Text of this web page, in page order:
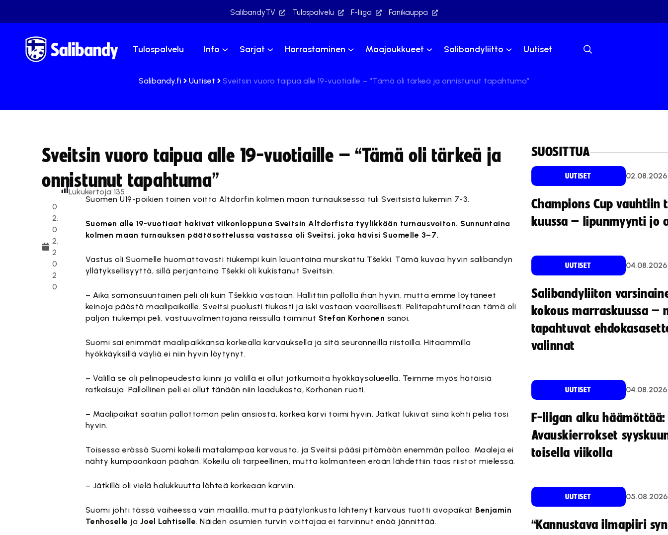
SalibandyTV Tulospalvelu F-liiga Fanikauppa
Tulospalvelu Info Sarjat Harrastaminen Maajoukkueet Salibandyliitto Uutiset
Salibandy.fi Uutiset Sveitsin vuoro taipua alle 19-vuotiaille – “Tämä oli tärkeä ja onnistunut tapahtuma”
Sveitsin vuoro taipua alle 19-vuotiaille – “Tämä oli tärkeä ja
onnistunut tapahtuma”
0
2.
0
2.
2
0
2
0
Lukukertoja:135
Suomen U19-poikien toinen voitto Altdorfin kolmen maan turnauksessa tuli Sveitsistä lukemin 7-3.
Suomen alle 19-vuotiaat hakivat viikonloppuna Sveitsin Altdorfista tyylikkään turnausvoiton. Sunnuntaina
kolmen maan turnauksen päätösottelussa vastassa oli Sveitsi, joka hävisi Suomelle 3–7.
Vastus oli Suomelle huomattavasti tiukempi kuin lauantaina murskattu Tšekki. Tämä kuvaa hyvin salibandyn
yllätyksellisyyttä, sillä perjantaina Tšekki oli kukistanut Sveitsin.
– Aika samansuuntainen peli oli kuin Tšekkiä vastaan. Hallittiin pallolla ihan hyvin, mutta emme löytäneet
keinoja päästä maalipaikoille. Sveitsi puolusti tiukasti ja iski vastaan vaarallisesti. Pelitapahtumiltaan tämä oli
paljon tiukempi peli, vastuuvalmentajana reissulla toiminut Stefan Korhonen sanoi.
Suomi sai enimmät maalipaikkansa korkealla karvauksella ja sitä seuranneilla riistoilla. Hitaammilla
hyökkäyksillä väyliä ei niin hyvin löytynyt.
– Välillä se oli pelinopeudesta kiinni ja välillä ei ollut jatkumoita hyökkäysalueella. Teimme myös hätäisiä
ratkaisuja. Pallollinen peli ei ollut tänään niin laadukasta, Korhonen ruoti.
– Maalipaikat saatiin pallottoman pelin ansiosta, korkea karvi toimi hyvin. Jätkät lukivat siinä kohti peliä tosi
hyvin.
Toisessa erässä Suomi kokeili matalampaa karvausta, ja Sveitsi pääsi pitämään enemmän palloa. Maaleja ei
nähty kumpaankaan päähän. Kokeilu oli tarpeellinen, mutta kolmanteen erään lähdettiin taas riistot mielessä.
– Jätkillä oli vielä halukkuutta lähteä korkeaan karviin.
Suomi johti tässä vaiheessa vain maalilla, mutta päätylankusta lähtenyt karvaus tuotti avopaikat Benjamin
Tenhoselle ja Joel Lahtiselle. Näiden osumien turvin voittajaa ei tarvinnut enää jännittää.
SUOSITTUA
UUTISET 02.08.2026
Champions Cup vauhtiin
kuussa – lipunmyynti jo
UUTISET 04.08.2026
Salibandyliiton
kokous marraskuussa –
tapahtuvat
valinnat
UUTISET 04.08.2026
F-liigan alku häämöttää:
Avauskierrokset
toisella viikolla
UUTISET 05.08.2026
“Kannustava ilmapiiri